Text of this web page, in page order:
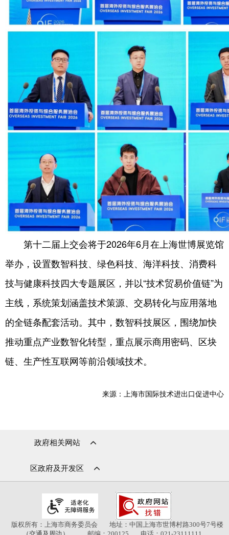
第十二届上交会将于2026年6月在上海世博展览馆
举办，设置数智科技、绿色科技、海洋科技、消费科
技与健康科技四大专题展区，并以“技术贸易价值链”为
主线，系统策划涵盖技术策源、交易转化与应用落地
的全链条配套活动。其中，数智科技展区，围绕加快
推动重点产业数智化转型，重点展示商用密码、区块
链、生产性互联网等前沿领域技术。
来源：上海市国际技术进出口促进中心
政府相关网站
区政府及开发区
版权所有：上海市商务委员会
地址：中国上海市世博村路300号7号楼